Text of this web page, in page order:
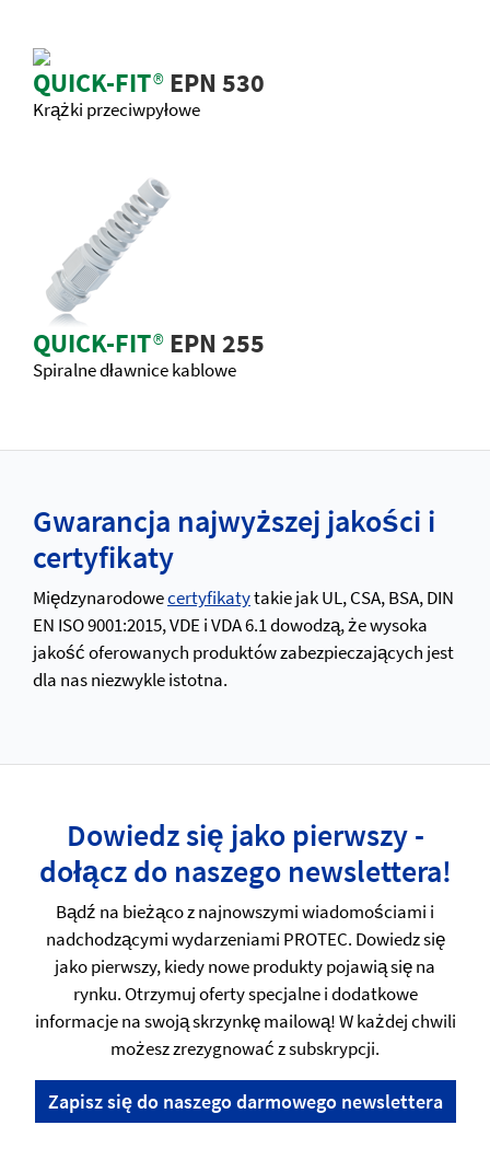
QUICK-FIT®EPN 530
Krążki przeciwpyłowe
QUICK-FIT®EPN 255
Spiralne dławnice kablowe
Gwarancja najwyższej jakości i
certyfikaty
Międzynarodowecertyfikatytakie jak UL, CSA, BSA, DIN
EN ISO 9001:2015, VDE i VDA 6.1 dowodzą, że wysoka
jakość oferowanych produktów zabezpieczających jest
dla nas niezwykle istotna.
Dowiedz się jako pierwszy -
dołącz do naszego newslettera!
Bądź na bieżąco z najnowszymi wiadomościami i
nadchodzącymi wydarzeniami PROTEC. Dowiedz się
jako pierwszy, kiedy nowe produkty pojawią się na
rynku. Otrzymuj oferty specjalne i dodatkowe
informacje na swoją skrzynkę mailową! W każdej chwili
możesz zrezygnować z subskrypcji.
Zapisz się do naszego darmowego newslettera